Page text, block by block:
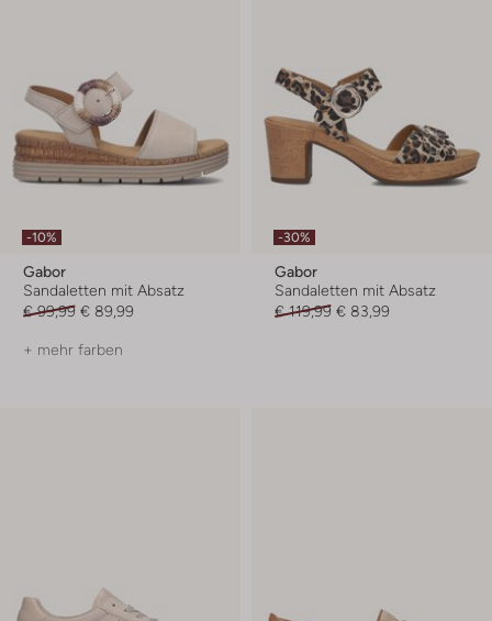
-10%
Gabor
Sandaletten mit Absatz
€ 99,99 € 89,99
+ mehr farben
-30%
Gabor
Sandaletten mit Absatz
€ 119,99 € 83,99